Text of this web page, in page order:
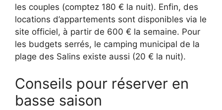
les couples (comptez 180 € la nuit). Enfin, des
locations d’appartements sont disponibles via le
site officiel, à partir de 600 € la semaine. Pour
les budgets serrés, le camping municipal de la
plage des Salins existe aussi (20 € la nuit).
Conseils pour réserver en
basse saison